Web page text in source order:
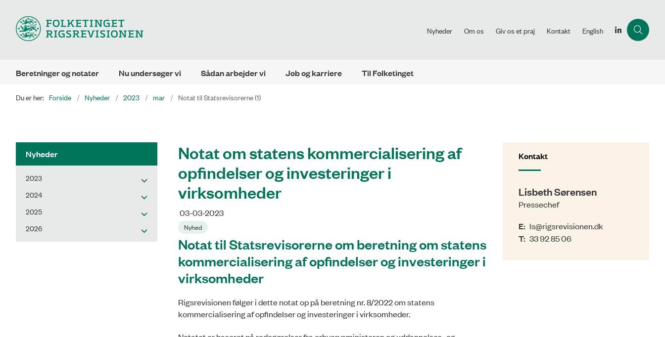
Nyheder Om os Giv os et praj Kontakt English
Beretninger og notater Nu undersøger vi Sådan arbejder vi Job og karriere Til Folketinget
Du er her: Forside Nyheder 2023 mar Notat til Statsrevisorerne (1)
Nyheder
2023
2024
2025
2026
Notat om statens kommercialisering af
opfindelser og investeringer i
virksomheder
03-03-2023
Nyhed
Notat til Statsrevisorerne om beretning om statens
kommercialisering af opfindelser og investeringer i
virksomheder
Rigsrevisionen følger i dette notat op på beretning nr. 8/2022 om statens
kommercialisering af opfindelser og investeringer i virksomheder.
Kontakt
Lisbeth Sørensen
Pressechef
E: ls@rigsrevisionen.dk
T: 33 92 85 06